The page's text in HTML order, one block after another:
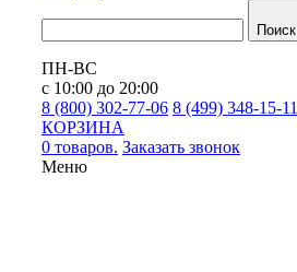
Поиск
ПН-ВС
с 10:00 до 20:00
8 (800) 302-77-06 8 (499) 348-15-11
КОРЗИНА
0 товаров. Заказать звонок
Меню